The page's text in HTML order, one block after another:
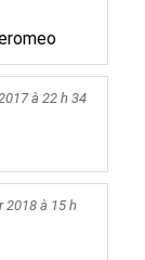
à 22 h 34
2018à 15 h